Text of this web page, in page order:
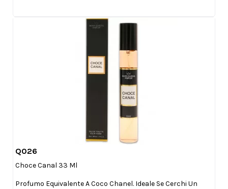
Q026
Choce Canal 33 Ml
Profumo Equivalente A Coco Chanel. Ideale Se Cerchi Un